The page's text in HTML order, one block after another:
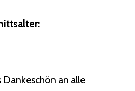
Dankeschön an alle